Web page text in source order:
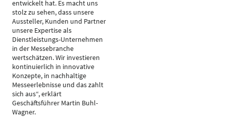
entwickelt hat. Es macht uns
stolz zu sehen, dass unsere
Aussteller, Kunden und Partner
unsere Expertise als
Dienstleistungs-Unternehmen
in der Messebranche
wertschätzen. Wir investieren
kontinuierlich in innovative
Konzepte, in nachhaltige
Messeerlebnisse und das zahlt
sich aus“, erklärt
Geschäftsführer Martin Buhl-
Wagner.